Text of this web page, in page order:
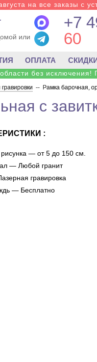
на все заказы с
или
+7
60
ОПЛАТА
без исключения!
-- Рамка барочная,
с
:
— от 5 до 150 см.
— Любой гранит
гравировка
— Бесплатно